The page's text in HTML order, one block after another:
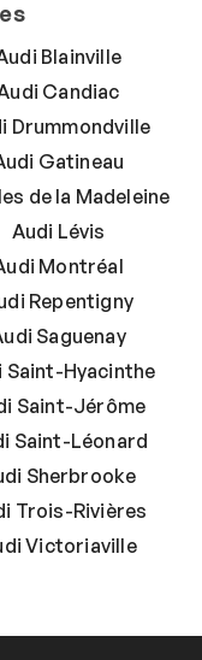
Blainville
Candiac
Drummondville
Gatineau
de la Madeleine
Audi Lévis
Montréal
Repentigny
Saguenay
Saint-Hyacinthe
Saint-Jérôme
Saint-Léonard
Sherbrooke
Trois-Rivières
Victoriaville